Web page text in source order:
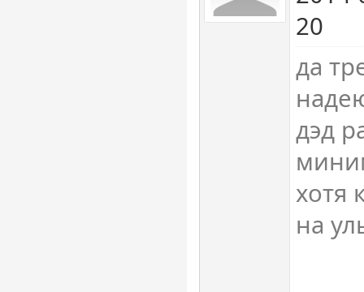
20
да
дэд
хотя
на